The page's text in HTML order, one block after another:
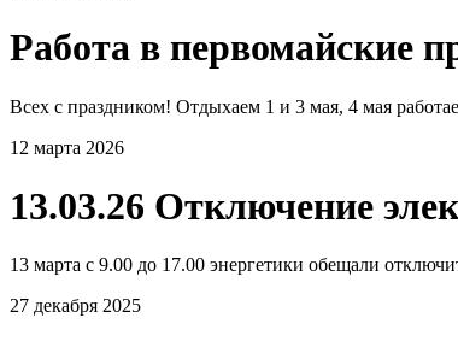
Работа в первомайские
Всех с праздником! Отдыхаем 1 и 3 мая, 4 мая
12 марта 2026
13.03.26 Отключение
13 марта с 9.00 до 17.00 энергетики обещали
27 декабря 2025